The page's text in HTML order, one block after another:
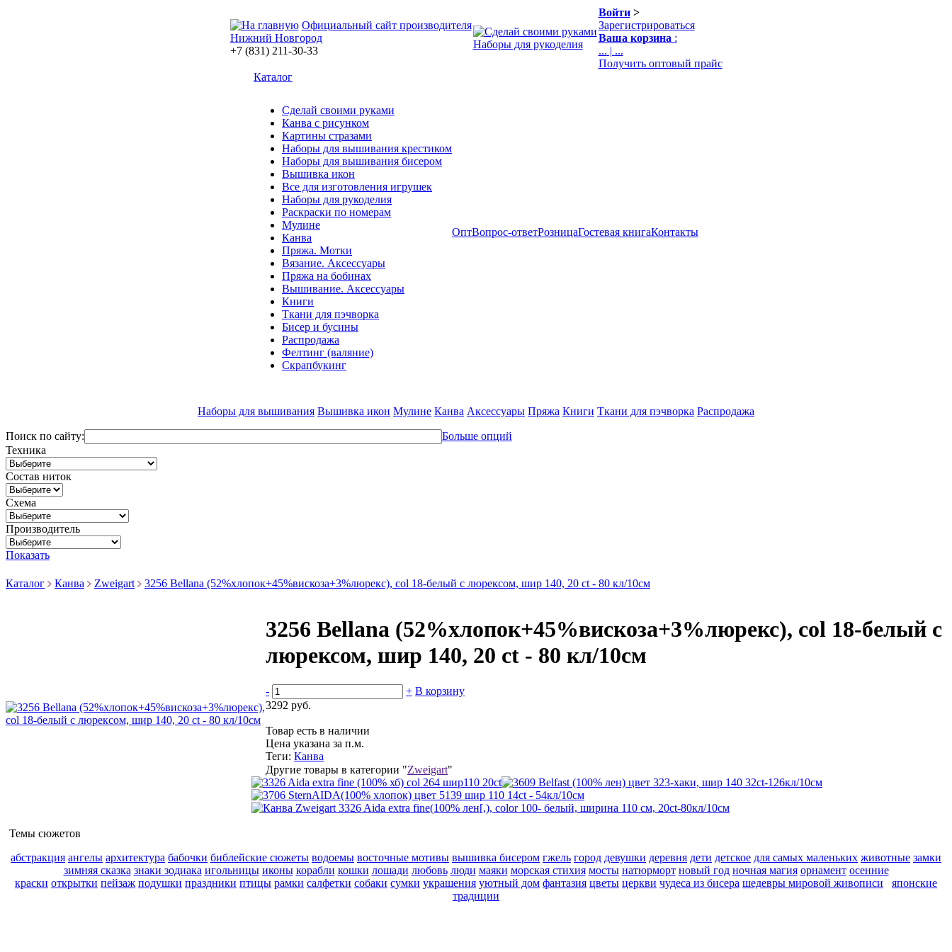
Официальный сайт производителя
Нижний Новгород
+7 (831) 211-30-33
Наборы для рукоделия
Войти>
Зарегистрироваться
Ваша корзина :
... | ...
Получить оптовый прайс
Каталог
Сделай своими руками
Канва с рисунком
Картины стразами
Наборы для вышивания крестиком
Наборы для вышивания бисером
Вышивка икон
Все для изготовления игрушек
Наборы для рукоделия
Раскраски по номерам
Мулине
Канва
Пряжа. Мотки
Вязание. Аксессуары
Пряжа на бобинах
Вышивание. Аксессуары
Книги
Ткани для пэчворка
Бисер и бусины
Распродажа
Фелтинг (валяние)
Скрапбукинг
ОптВопрос-ответРозницаГостевая книгаКонтакты
Наборы для вышивания Вышивка икон Мулине Канва Аксессуары Пряжа Книги Ткани для пэчворка Распродажа
Поиск по сайту:
Больше опций
Техника
Состав ниток
Схема
Производитель
Показать
Каталог Канва Zweigart 3256 Bellana (52%хлопок+45%вискоза+3%люрекс), col 18-белый с люрексом, шир 140, 20 ct - 80 кл/10см
3256 Bellana (52%хлопок+45%вискоза+3%люрекс), col 18-белый с
люрексом, шир 140, 20 ct - 80 кл/10см
- + В корзину
3292 руб.
Товар есть в наличии
Цена указана за п.м.
Теги: Канва
Другие товары в категории "Zweigart"
Темы сюжетов
абстракция ангелы архитектура бабочки библейские сюжеты водоемы восточные мотивы вышивка бисером гжель город девушки деревня дети детское для самых маленьких животные замки
зимняя сказка знаки зодиака игольницы иконы корабли кошки лошади любовь люди маяки морская стихия мосты натюрморт новый год ночная магия орнамент осенние
краски открытки пейзаж подушки праздники птицы рамки салфетки собаки сумки украшения уютный дом фантазия цветы церкви чудеса из бисера шедевры мировой живописи
японские
традиции